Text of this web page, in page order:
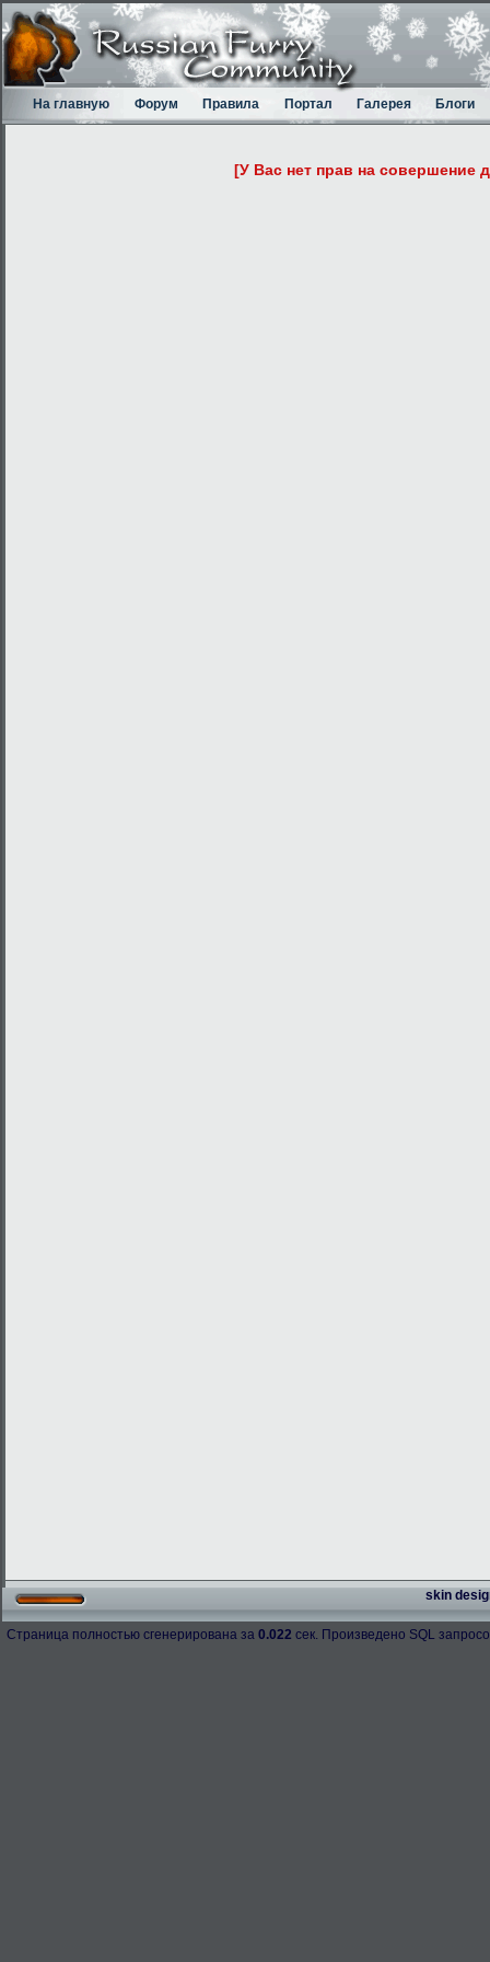
На главную Форум Правила Портал Галерея Блоги
[У Вас нет прав на совершение
skin
Страница полностью сгенерирована за 0.022 сек. Произведено SQL